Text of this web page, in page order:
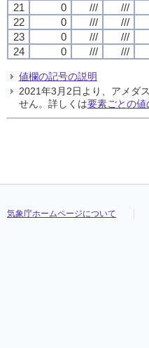
21
0 /// ///
22
0 /// ///
23
0 /// ///
24
0 /// ///
値欄の記号の説明
2021年3月2日より、アメダ
せん。詳しくは要素ごとの値
気象庁ホームページについて